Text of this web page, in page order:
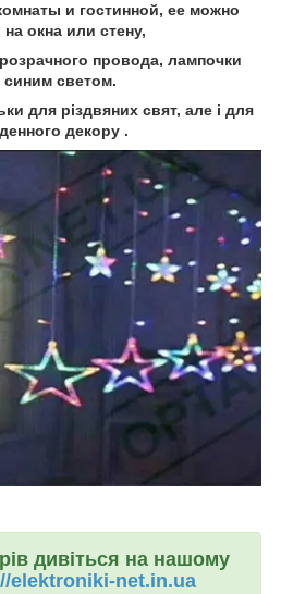
и гостинной, ее можно
окна или стену,
провода, лампочки
синим светом.
для різдвяних свят, але і для
декору .
дивіться на нашому
elektroniki-net.in.ua